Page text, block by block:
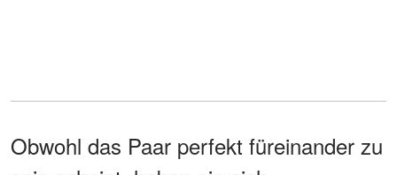
Obwohl das Paar perfekt füreinander zu